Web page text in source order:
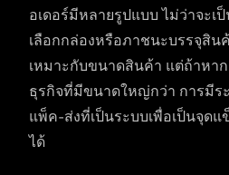
อเดอร์มีหลายรูปแบบ ไม่ว่าจะเ
เลือกกล่องหรือภาชนะบรรจุสิน
เหมาะกับขนาดสินค้า แต่ถ้าหา
ธุรกิจที่มีขนาดใหญ่กว่า การมีร
แพ็ค-ส่งที่เป็นระบบเพื่อเป็นจุด
ได้